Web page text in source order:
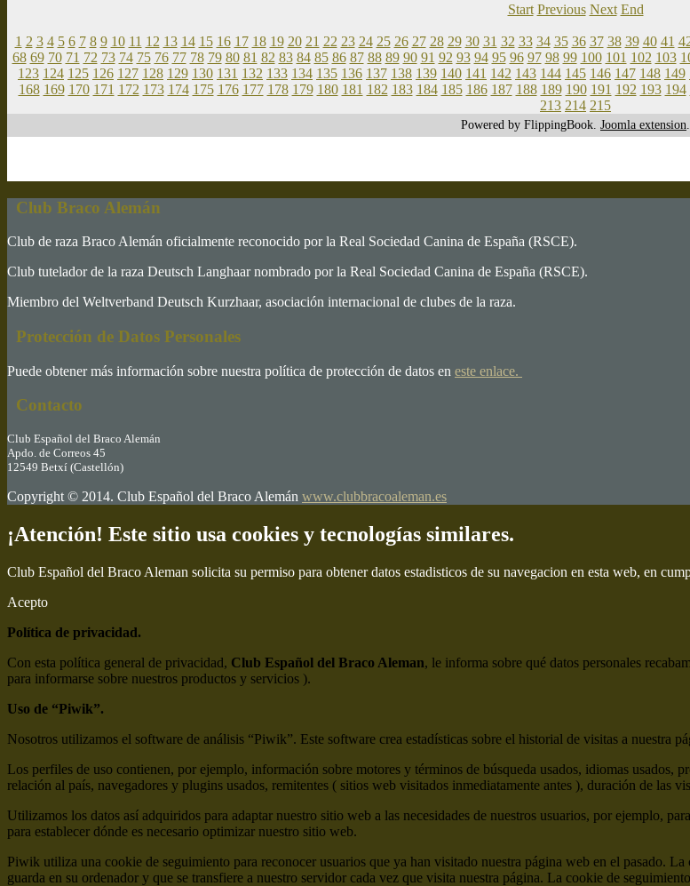
Start Previous Next End
1 2 3 4 5 6 7 8 9 10 11 12 13 14 15 16 17 18 19 20 21 22 23 24 25 26 27 28 29 30 31 32 33 34 35 36 37 38 39 40 41
68 69 70 71 72 73 74 75 76 77 78 79 80 81 82 83 84 85 86 87 88 89 90 91 92 93 94 95 96 97 98 99 100 101 102 103
123 124 125 126 127 128 129 130 131 132 133 134 135 136 137 138 139 140 141 142 143 144 145 146 147 148 149
168 169 170 171 172 173 174 175 176 177 178 179 180 181 182 183 184 185 186 187 188 189 190 191 192 193 194
213 214 215
Powered by FlippingBook. Joomla extension
Club Braco Alemán
Club de raza Braco Alemán oficialmente reconocido por la Real Sociedad Canina de España (RSCE).
Club tutelador de la raza Deutsch Langhaar nombrado por la Real Sociedad Canina de España (RSCE).
Miembro del Weltverband Deutsch Kurzhaar, asociación internacional de clubes de la raza.
Protección de Datos Personales
Puede obtener más información sobre nuestra política de protección de datos en este enlace.
Contacto
Club Español del Braco Alemán
Apdo. de Correos 45
12549 Betxí (Castellón)
Copyright © 2014. Club Español del Braco Alemán www.clubbracoaleman.es
¡Atención! Este sitio usa cookies y tecnologías similares.
Club Español del Braco Aleman solicita su permiso para obtener datos estadisticos de su navegacion en esta web, en
Acepto
Política de privacidad.
Con esta política general de privacidad, Club Español del Braco Aleman, le informa sobre qué datos personales
para informarse sobre nuestros productos y servicios ).
Uso de “Piwik”.
Nosotros utilizamos el software de análisis “Piwik”. Este software crea estadísticas sobre el historial de visitas a nuestra
Los perfiles de uso contienen, por ejemplo, información sobre motores y términos de búsqueda usados, idiomas usados,
relación al país, navegadores y plugins usados, remitentes ( sitios web visitados inmediatamente antes ), duración de las
Utilizamos los datos así adquiridos para adaptar nuestro sitio web a las necesidades de nuestros usuarios, por ejemplo,
para establecer dónde es necesario optimizar nuestro sitio web.
Piwik utiliza una cookie de seguimiento para reconocer usuarios que ya han visitado nuestra página web en el pasado.
guarda en su ordenador y que se transfiere a nuestro servidor cada vez que visita nuestra página. La cookie de